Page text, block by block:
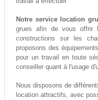
Notre service location
grues afin de vous offrir
constructions sur les
proposons des
pour un travail en toute
conseiller quant à l'usage
Nous disposons de
location attractifs, avec